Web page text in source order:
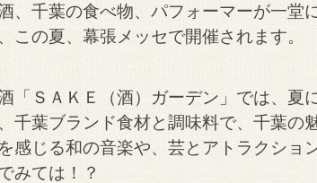
、千葉の食べ物、パフォーマーが一堂
この夏、幕張メッセで開催されます。
「ＳＡＫＥ（酒）ガーデン」では、夏
千葉ブランド食材と調味料で、千葉
感じる和の音楽や、芸とアトラクシ
みては！？